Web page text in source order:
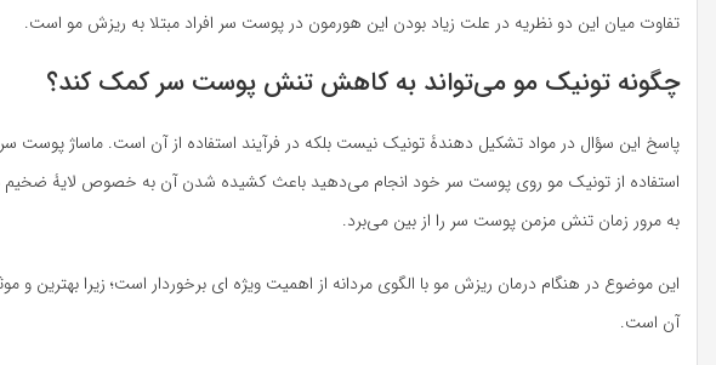
تفاوت میان این دو نظریه در علت زیاد بودن این هورمون در پوست سر افراد مبتلا به ریزش مو است.
چگونه تونیک مو می‌تواند به کاهش تنش پوست سر کمک ‌کند؟
پاسخ این سؤال در مواد تشکیل دهندۀ تونیک نیست بلکه در فرآیند استفاده از آن است. ماساژ
استفاده از تونیک مو روی پوست سر خود انجام می‌دهید باعث کشیده شدن آن به خصوص لایۀ ضخیم
به مرور زمان تنش مزمن پوست سر را از بین می‌برد.
این موضوع در هنگام درمان ریزش مو با الگوی مردانه از اهمیت ویژه ای برخوردار است؛ زیرا
آن است.